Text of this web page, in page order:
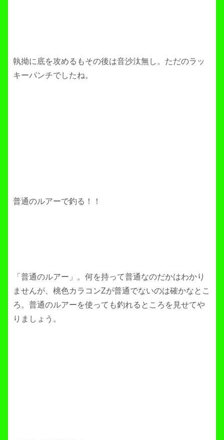
執拗に底を攻めるもその後は音沙汰無し。ただのラッ
キーパンチでしたね。
普通のルアーで釣る！！
「普通のルアー」。何を持って普通なのだかはわかり
ませんが、桃色カラコンZが普通でないのは確かなとこ
ろ。普通のルアーを使っても釣れるところを見せてや
りましょう。